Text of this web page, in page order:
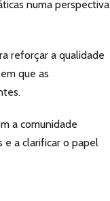
numa perspectiva
reforçar a qualidade
que as
a comunidade
e a clarificar o papel